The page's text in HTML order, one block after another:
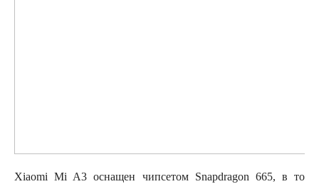
Xiaomi Mi A3 оснащен чипсетом Snapdragon 665, в то